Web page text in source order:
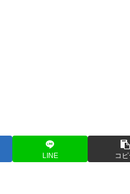
LINE コ